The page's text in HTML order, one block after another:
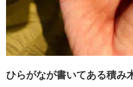
ひらがなが書いてある積み